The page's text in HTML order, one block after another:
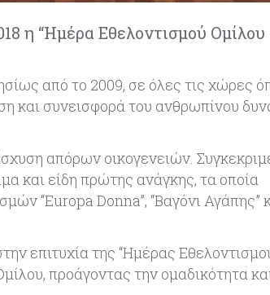
η “Ημέρα Εθελοντισμού
από το 2009, σε όλες τις χώρες
και συνεισφορά του ανθρωπίνου
απόρων οικογενειών.
και είδη πρώτης ανάγκης, τα οποία
“Europa Donna”, “Βαγόνι Αγάπης”
επιτυχία της “Ημέρας
προάγοντας την ομαδικότητα